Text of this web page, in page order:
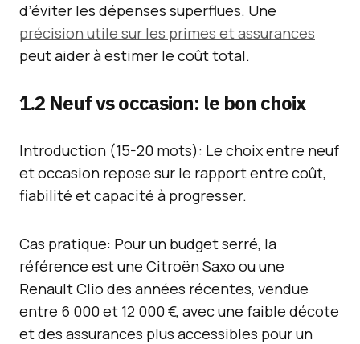
d’éviter les dépenses superflues. Une
précision utile sur les primes et assurances
peut aider à estimer le coût total.
1.2 Neuf vs occasion: le bon choix
Introduction (15-20 mots): Le choix entre neuf
et occasion repose sur le rapport entre coût,
fiabilité et capacité à progresser.
Cas pratique: Pour un budget serré, la
référence est une Citroën Saxo ou une
Renault Clio des années récentes, vendue
entre 6 000 et 12 000 €, avec une faible décote
et des assurances plus accessibles pour un